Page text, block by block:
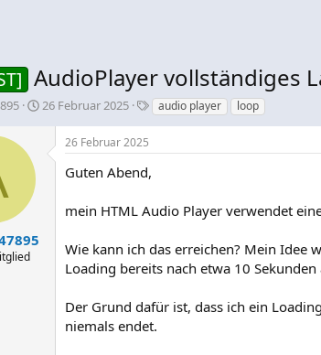
AudioPlayer vollständiges
E
26 Februar 2025
S
c
l
o
t
e
audio player loop
26 Februar 2025
Guten Abend,
mein HTML Audio Player verwendet
Wie kann ich das erreichen? Mein Idee
Loading bereits nach etwa 10 Sekunden
Der Grund dafür ist, dass ich ein
niemals endet.